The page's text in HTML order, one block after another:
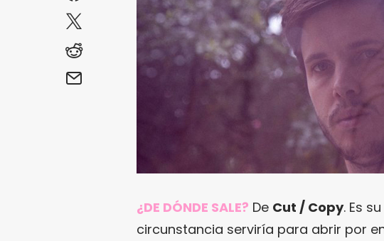
¿DE DÓNDE SALE? De Cut / Copy. Es
circunstancia serviría para abrir por